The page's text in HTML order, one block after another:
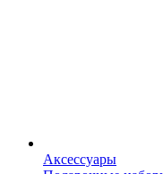
Аксессуары